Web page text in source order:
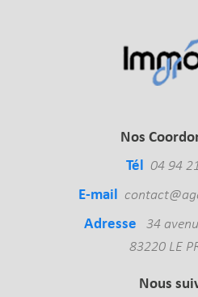
Nos
Tél
04 94
E-mail
Adresse
34
83220 LE
Nous